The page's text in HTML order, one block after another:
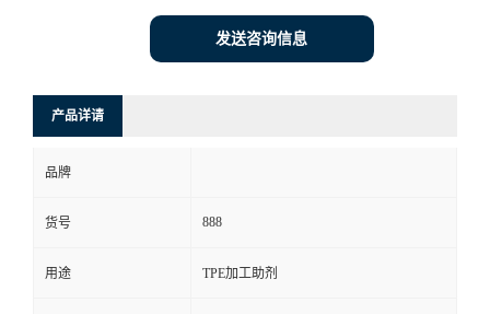
发送咨询信息
产品详请
品牌
货号 888
用途 TPE加工助剂